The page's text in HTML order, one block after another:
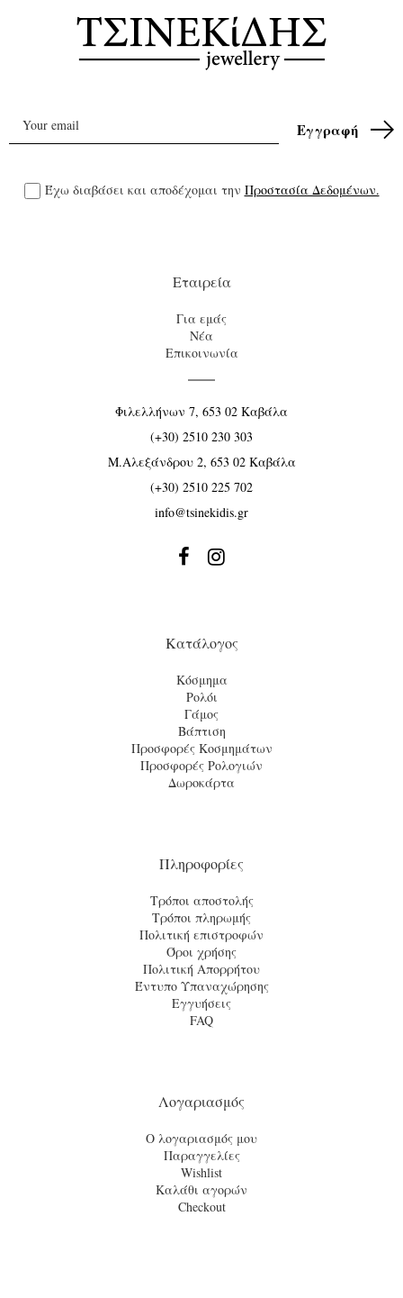
Έχω διαβάσει και αποδέχομαι την Προστασία Δεδομένων.
Εταιρεία
Για εμάς
Νέα
Επικοινωνία
Φιλελλήνων 7, 653 02 Καβάλα
(+30) 2510 230 303
Μ.Αλεξάνδρου 2, 653 02 Καβάλα
(+30) 2510 225 702
info@tsinekidis.gr
 
Κατάλογος
Κόσμημα
Ρολόι
Γάμος
Βάπτιση
Προσφορές Κοσμημάτων
Προσφορές Ρολογιών
Δωροκάρτα
Πληροφορίες
Τρόποι αποστολής
Τρόποι πληρωμής
Πολιτική επιστροφών
Όροι χρήσης
Πολιτική Απορρήτου
Έντυπο Υπαναχώρησης
Εγγυήσεις
FAQ
Λογαριασμός
Ο λογαριασμός μου
Παραγγελίες
Wishlist
Καλάθι αγορών
Checkout